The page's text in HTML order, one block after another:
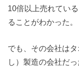
10倍以上売れてい
ることがわかった。
でも、その会社は
し）製造の会社だっ